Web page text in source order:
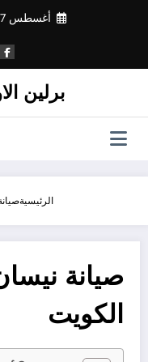
أغسطس 7, 2026
برلين
الرئيسية
صيانة
الكويت